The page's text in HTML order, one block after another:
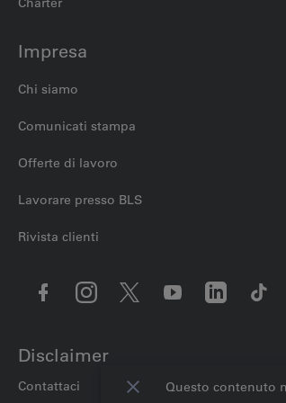
Impresa
Chi siamo
Comunicati stampa
Offerte di lavoro
Lavorare presso BLS
Rivista clienti
Disclaimer
Contattaci Impostazioni dei cookie
Questo contenuto